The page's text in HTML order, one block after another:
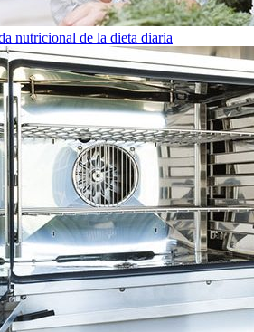
nutricional de la dieta diaria